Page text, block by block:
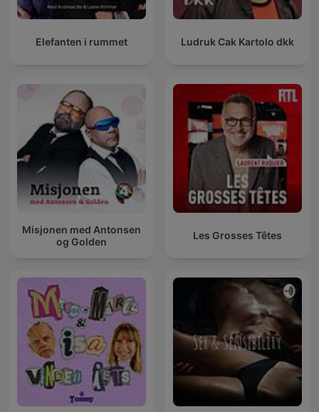
Elefanten i rummet Ludruk Cak Kartolo dkk
Misjonen med Antonsen
og Golden
Les Grosses Têtes